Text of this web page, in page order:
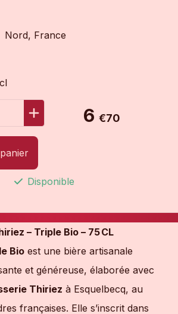
Nord, France
6 €70
Disponible
– Triple Bio – 75 CL
Bio est une bière artisanale
et généreuse, élaborée avec
Thiriez à Esquelbecq, au
françaises. Elle s’inscrit dans